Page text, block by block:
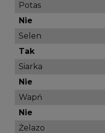
Potas
Nie
Selen
Tak
Siarka
Nie
Wapń
Nie
Żelazo